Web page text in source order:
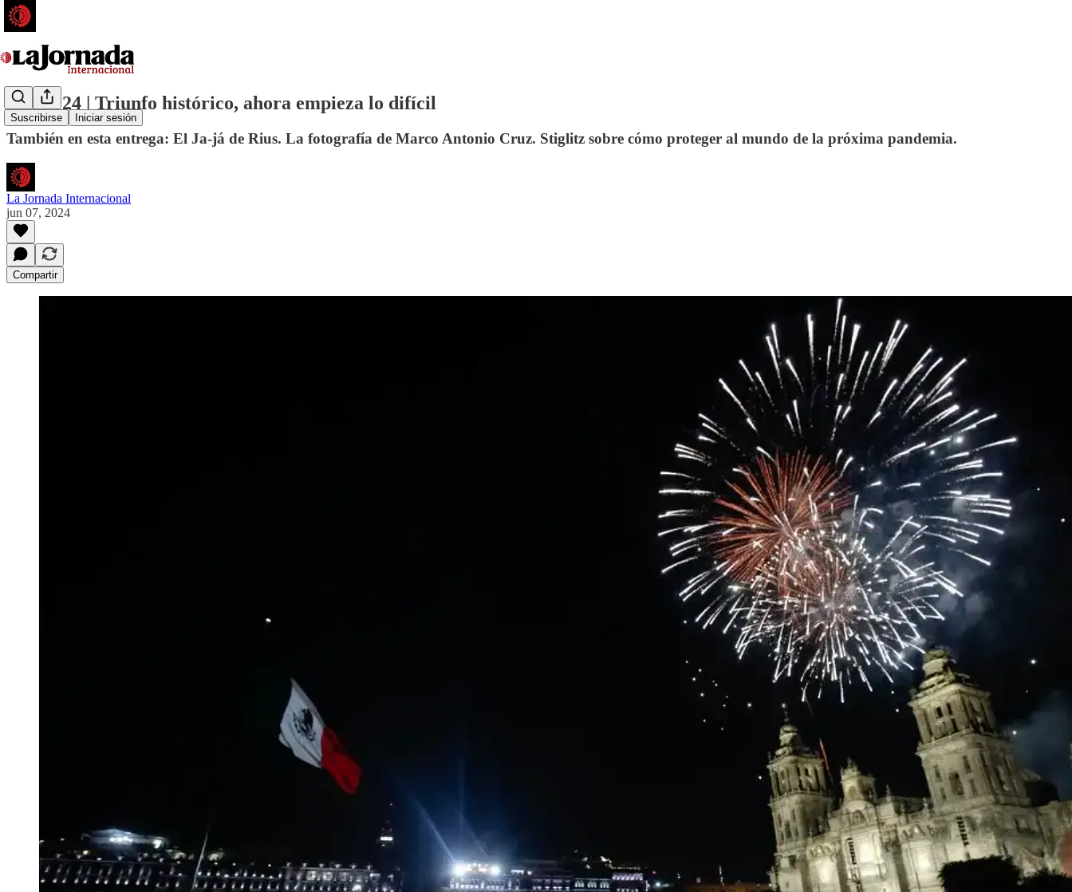
Suscribirse Iniciar sesión
07 jun 24 | Triunfo histórico, ahora empieza lo difícil
También en esta entrega: El Ja-já de Rius. La fotografía de Marco Antonio Cruz. Stiglitz sobre cómo proteger al mundo de la próxima pandemia.
La Jornada Internacional
jun 07, 2024
Compartir